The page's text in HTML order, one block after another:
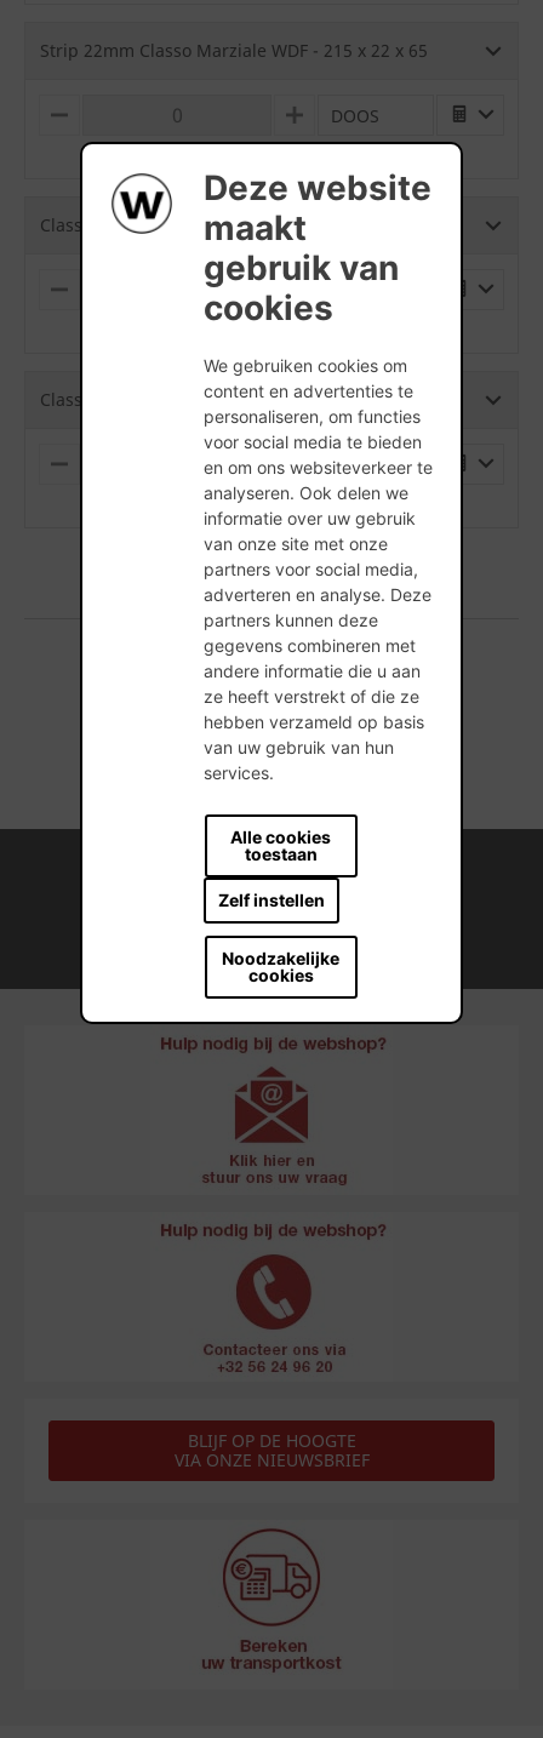
Deze website
maakt
gebruik van
cookies
We gebruiken cookies om
content en advertenties te
personaliseren, om functies
voor social media te bieden
en om ons websiteverkeer te
analyseren. Ook delen we
informatie over uw gebruik
van onze site met onze
partners voor social media,
adverteren en analyse. Deze
partners kunnen deze
gegevens combineren met
andere informatie die u aan
ze heeft verstrekt of die ze
hebben verzameld op basis
van uw gebruik van hun
services.
Alle cookies
toestaan
Zelf instellen
Noodzakelijke
cookies
Strip 22mm Classo Marziale WDF - 215 x 22 x 65
M
P
L
S
DOOS
Classo Marziale WF - 210 x 100 x 51
M
P
L
(min. hoeveelheid is 376 Stuks)
Classo Marziale WDF - 213 x 101 x 65
M
P
L
U
S
PALLET
(min. hoeveelheid is 552 Stuks)
1 producten gevonden
Internationale kennis en ervaring
Professionele naverkoopservice
Duurzame bouwmateriaaloplossingen
BLIJF OP DE HOOGTE
VIA ONZE NIEUWSBRIEF